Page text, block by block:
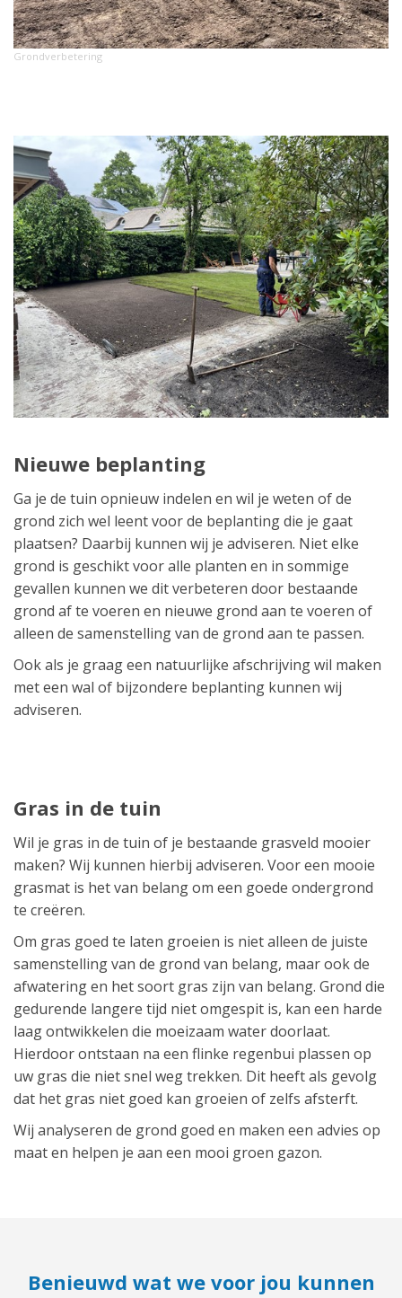
Grondverbetering
Nieuwe beplanting
Ga je de tuin opnieuw indelen en wil je weten of de
grond zich wel leent voor de beplanting die je gaat
plaatsen? Daarbij kunnen wij je adviseren. Niet elke
grond is geschikt voor alle planten en in sommige
gevallen kunnen we dit verbeteren door bestaande
grond af te voeren en nieuwe grond aan te voeren of
alleen de samenstelling van de grond aan te passen.
Ook als je graag een natuurlijke afschrijving wil maken
met een wal of bijzondere beplanting kunnen wij
adviseren.
Gras in de tuin
Wil je gras in de tuin of je bestaande grasveld mooier
maken? Wij kunnen hierbij adviseren. Voor een mooie
grasmat is het van belang om een goede ondergrond
te creëren.
Om gras goed te laten groeien is niet alleen de juiste
samenstelling van de grond van belang, maar ook de
afwatering en het soort gras zijn van belang. Grond die
gedurende langere tijd niet omgespit is, kan een harde
laag ontwikkelen die moeizaam water doorlaat.
Hierdoor ontstaan na een flinke regenbui plassen op
uw gras die niet snel weg trekken. Dit heeft als gevolg
dat het gras niet goed kan groeien of zelfs afsterft.
Wij analyseren de grond goed en maken een advies op
maat en helpen je aan een mooi groen gazon.
Benieuwd wat we voor jou kunnen